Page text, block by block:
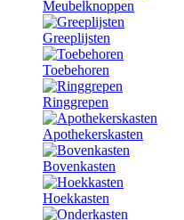
Meubelknoppen
Greeplijsten
Toebehoren
Ringgrepen
Apothekerskasten
Bovenkasten
Hoekkasten